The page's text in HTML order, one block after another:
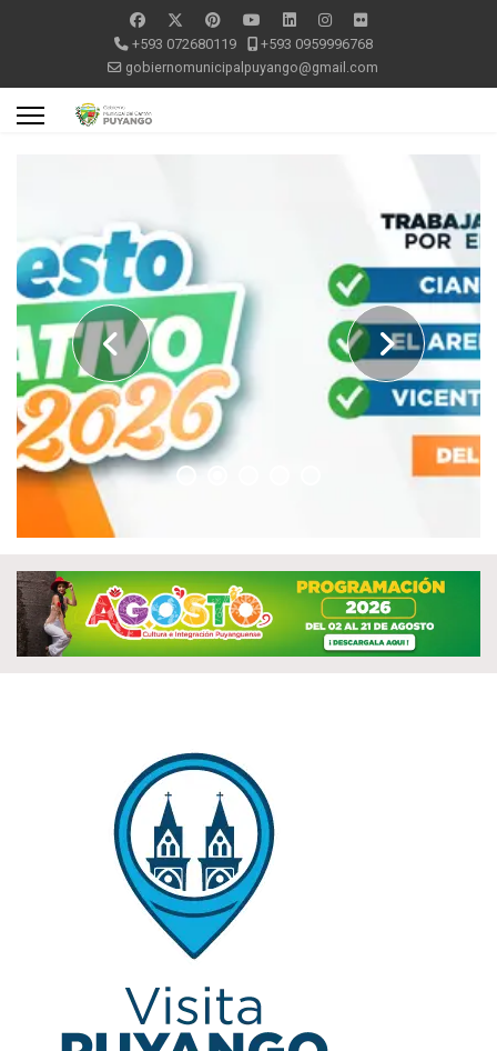
+593 072680119
+593 0959996768
gobiernomunicipalpuyango@gmail.com